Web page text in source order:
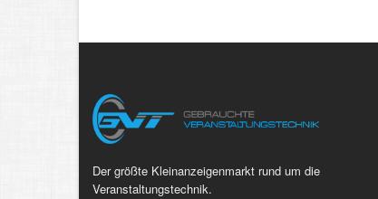
Der größte Kleinanzeigenmarkt rund um die
Veranstaltungstechnik.